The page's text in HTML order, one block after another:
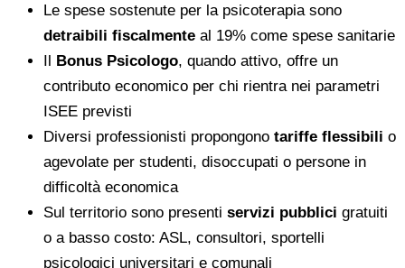
Le spese sostenute per la psicoterapia sono
detraibili fiscalmente al 19% come spese sanitarie
Il Bonus Psicologo, quando attivo, offre un
contributo economico per chi rientra nei parametri
ISEE previsti
Diversi professionisti propongono tariffe flessibili o
agevolate per studenti, disoccupati o persone in
difficoltà economica
Sul territorio sono presenti servizi pubblici gratuiti
o a basso costo: ASL, consultori, sportelli
psicologici universitari e comunali